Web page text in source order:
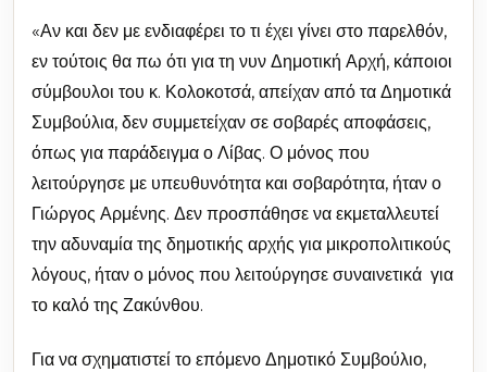
«Αν και δεν με ενδιαφέρει το τι έχει γίνει στο παρελθόν,
εν τούτοις θα πω ότι για τη νυν Δημοτική Αρχή, κάποιοι
σύμβουλοι του κ. Κολοκοτσά, απείχαν από τα Δημοτικά
Συμβούλια, δεν συμμετείχαν σε σοβαρές αποφάσεις,
όπως για παράδειγμα ο Λίβας. Ο μόνος που
λειτούργησε με υπευθυνότητα και σοβαρότητα, ήταν ο
Γιώργος Αρμένης. Δεν προσπάθησε να εκμεταλλευτεί
την αδυναμία της δημοτικής αρχής για μικροπολιτικούς
λόγους, ήταν ο μόνος που λειτούργησε συναινετικά για
το καλό της Ζακύνθου.
Για να σχηματιστεί το επόμενο Δημοτικό Συμβούλιο,